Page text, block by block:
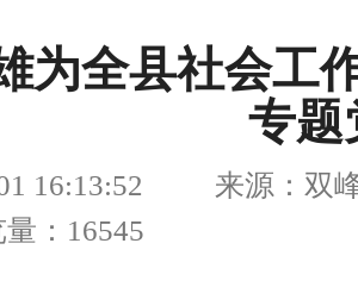
为全县社会工
专题
01 16:13:52 来源：双峰
16545